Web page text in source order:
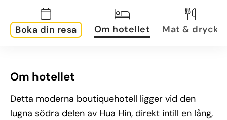
Boka din resa Om hotellet Mat & dryck
Om hotellet
Detta moderna boutiquehotell ligger vid den
lugna södra delen av Hua Hin, direkt intill en lång,